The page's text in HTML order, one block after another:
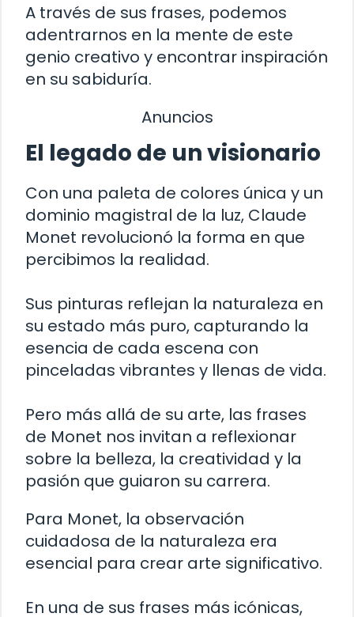
A través de sus frases, podemos
adentrarnos en la mente de este
genio creativo y encontrar inspiración
en su sabiduría.
Anuncios
El legado de un visionario
Con una paleta de colores única y un
dominio magistral de la luz, Claude
Monet revolucionó la forma en que
percibimos la realidad.
Sus pinturas reflejan la naturaleza en
su estado más puro, capturando la
esencia de cada escena con
pinceladas vibrantes y llenas de vida.
Pero más allá de su arte, las frases
de Monet nos invitan a reflexionar
sobre la belleza, la creatividad y la
pasión que guiaron su carrera.
Para Monet, la observación
cuidadosa de la naturaleza era
esencial para crear arte significativo.
En una de sus frases más icónicas,